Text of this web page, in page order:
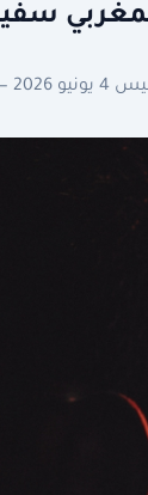
توقيت الرياض